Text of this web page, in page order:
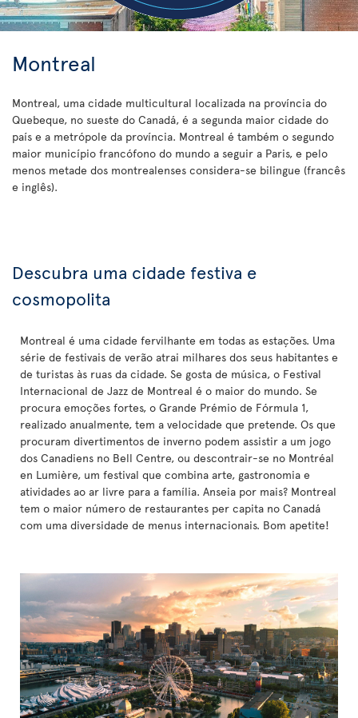
Montreal
Montreal, uma cidade multicultural localizada na província do
Quebeque, no sueste do Canadá, é a segunda maior cidade do
país e a metrópole da província. Montreal é também o segundo
maior município francófono do mundo a seguir a Paris, e pelo
menos metade dos montrealenses considera-se bilingue (francês
e inglês).
Descubra uma cidade festiva e
cosmopolita
Montreal é uma cidade fervilhante em todas as estações. Uma
série de festivais de verão atrai milhares dos seus habitantes e
de turistas às ruas da cidade. Se gosta de música, o Festival
Internacional de Jazz de Montreal é o maior do mundo. Se
procura emoções fortes, o Grande Prémio de Fórmula 1,
realizado anualmente, tem a velocidade que pretende. Os que
procuram divertimentos de inverno podem assistir a um jogo
dos Canadiens no Bell Centre, ou descontrair-se no Montréal
en Lumière, um festival que combina arte, gastronomia e
atividades ao ar livre para a família. Anseia por mais? Montreal
tem o maior número de restaurantes per capita no Canadá
com uma diversidade de menus internacionais. Bom apetite!